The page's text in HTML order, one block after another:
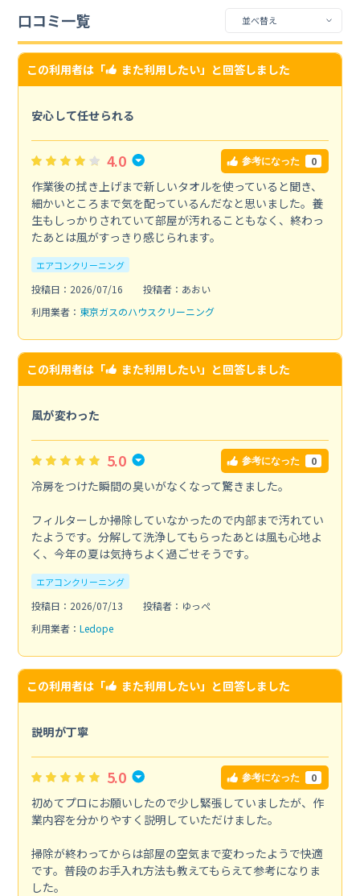
口コミ一覧
この利用者は「 また利用したい」と回答しました
安心して任せられる
4.0 参考になった 0
作業後の拭き上げまで新しいタオルを使っていると聞き、
細かいところまで気を配っているんだなと思いました。養
生もしっかりされていて部屋が汚れることもなく、終わっ
たあとは風がすっきり感じられます。
エアコンクリーニング
投稿日：2026/07/16
投稿者：あおい
利用業者： 東京ガスのハウスクリーニング
この利用者は「 また利用したい」と回答しました
風が変わった
5.0 参考になった 0
冷房をつけた瞬間の臭いがなくなって驚きました。
フィルターしか掃除していなかったので内部まで汚れてい
たようです。分解して洗浄してもらったあとは風も心地よ
く、今年の夏は気持ちよく過ごせそうです。
エアコンクリーニング
投稿日：2026/07/13
投稿者：ゆっぺ
利用業者： Ledope
この利用者は「 また利用したい」と回答しました
説明が丁寧
5.0 参考になった 0
初めてプロにお願いしたので少し緊張していましたが、作
業内容を分かりやすく説明していただけました。
掃除が終わってからは部屋の空気まで変わったようで快適
です。普段のお手入れ方法も教えてもらえて参考になりま
した。